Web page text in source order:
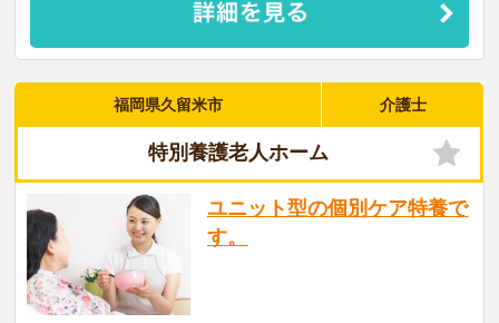
福岡県久留米市 介護士
特別養護老人ホーム
ユニット型の個別ケア特養で
す。